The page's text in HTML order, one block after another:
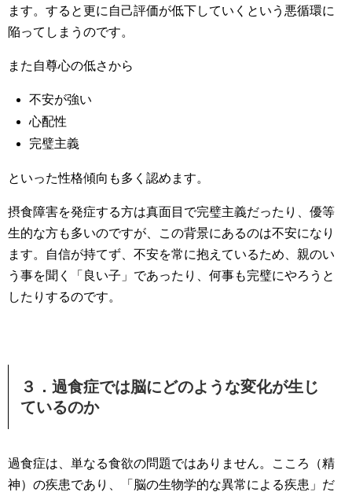
ます。すると更に自己評価が低下していくという悪循環に
陥ってしまうのです。
また自尊心の低さから
不安が強い
心配性
完璧主義
といった性格傾向も多く認めます。
摂食障害を発症する方は真面目で完璧主義だったり、優等
生的な方も多いのですが、この背景にあるのは不安になり
ます。自信が持てず、不安を常に抱えているため、親のい
う事を聞く「良い子」であったり、何事も完璧にやろうと
したりするのです。
３．過食症では脳にどのような変化が生じ
ているのか
過食症は、単なる食欲の問題ではありません。こころ（精
神）の疾患であり、「脳の生物学的な異常による疾患」だ